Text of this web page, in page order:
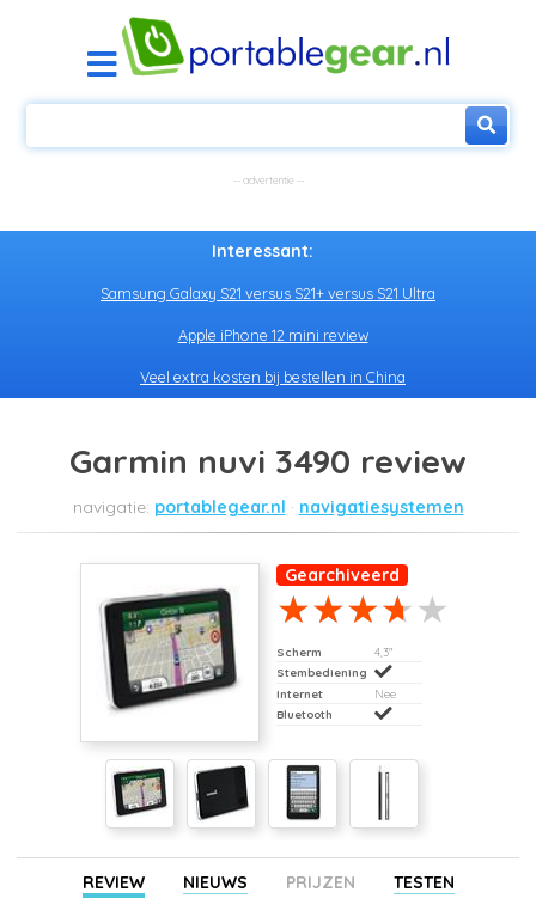
Interessant:
Samsung Galaxy S21 versus S21+ versus S21 Ultra
Apple iPhone 12 mini review
Veel extra kosten bij bestellen in China
Garmin nuvi 3490 review
portablegear.nl navigatiesystemen
Gearchiveerd
Scherm
4,3"
Stembediening
Internet
Nee
Bluetooth
REVIEW NIEUWS PRIJZEN TESTEN